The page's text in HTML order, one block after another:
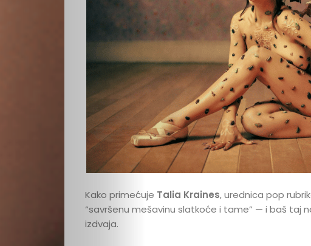
nas
Kako primećuje Talia Kraines, urednica pop
“savršenu mešavinu slatkoće i tame” — i baš taj
izdvaja.